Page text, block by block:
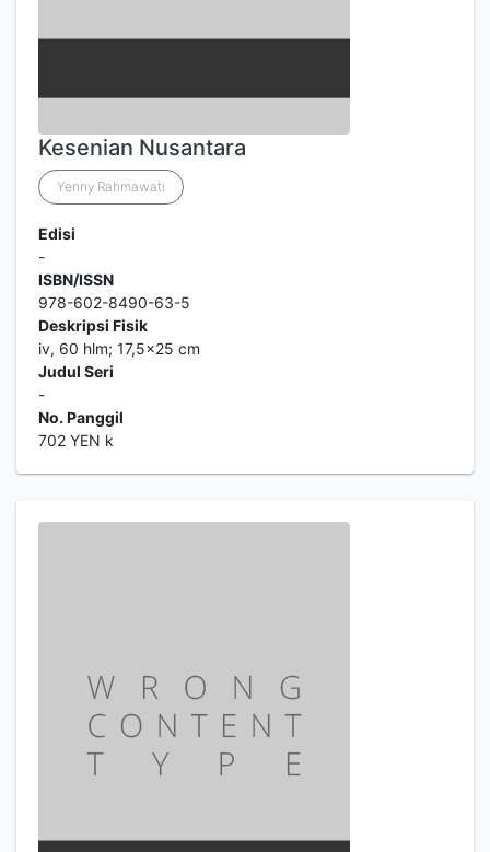
Kesenian Nusantara
Yenny Rahmawati
Edisi
-
ISBN/ISSN
978-602-8490-63-5
Deskripsi Fisik
iv, 60 hlm; 17,5x25 cm
Judul Seri
-
No. Panggil
702 YEN k